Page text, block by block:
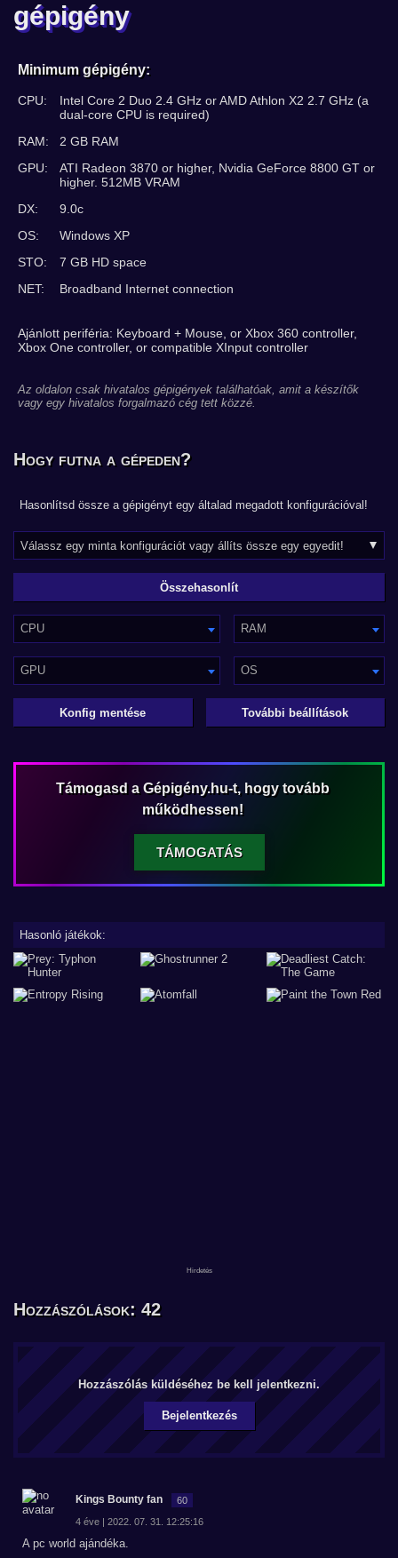
gépigény
Minimum gépigény:
CPU:
Intel Core 2 Duo 2.4 GHz or AMD Athlon X2 2.7 GHz (a
dual-core CPU is required)
RAM:
2 GB RAM
GPU:
ATI Radeon 3870 or higher, Nvidia GeForce 8800 GT or
higher. 512MB VRAM
DX:
9.0c
OS:
Windows XP
STO:
7 GB HD space
NET:
Broadband Internet connection
Ajánlott periféria: Keyboard + Mouse, or Xbox 360 controller,
Xbox One controller, or compatible XInput controller
Az oldalon csak hivatalos gépigények találhatóak, amit a készítők
vagy egy hivatalos forgalmazó cég tett közzé.
Hogy futna a gépeden?
Hasonlítsd össze a gépigényt egy általad megadott konfigurációval!
CPU RAM
GPU OS
Konfig mentése További beállítások
Támogasd a Gépigény.hu-t, hogy tovább
működhessen!
TÁMOGATÁS
Hasonló játékok:
Hozzászólások: 42
Hozzászólás küldéséhez be kell jelentkezni.
Bejelentkezés
Kings Bounty fan 60
4 éve | 2022. 07. 31. 12:25:16
A pc world ajándéka.